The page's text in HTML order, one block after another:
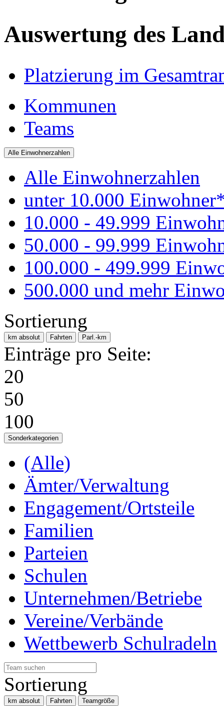
Auswertung des
Platzierung im
Kommunen
Teams
Alle Einwohnerzahlen
Alle Einwohnerzahlen
unter 10.000
10.000 - 49.999
50.000 - 99.999
100.000 - 499.999
500.000 und mehr
Sortierung
km absolut Fahrten Parl.-km
Einträge pro Seite:
20
50
100
Sonderkategorien
(Alle)
Ämter/Verwaltung
Engagement/Ortsteile
Familien
Parteien
Schulen
Unternehmen/Betriebe
Vereine/Verbände
Wettbewerb Schulradeln
Sortierung
km absolut Fahrten Teamgröße